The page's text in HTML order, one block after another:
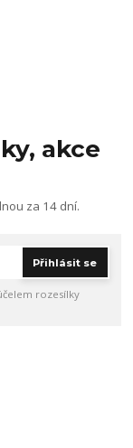
akce
za 14 dní.
Přihlásit se
rozesílky